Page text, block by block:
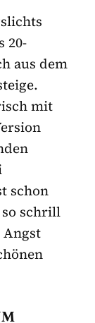
20-
aus dem
mit
schon
schrill
Angst